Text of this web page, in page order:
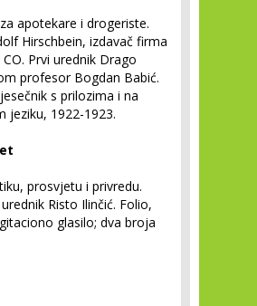
apotekare i drogeriste.
Hirschbein, izdavač firma
CO. Prvi urednik Drago
profesor Bogdan Babić.
s prilozima i na
jeziku, 1922-1923.
prosvjetu i privredu.
Risto Ilinčić. Folio,
glasilo; dva broja